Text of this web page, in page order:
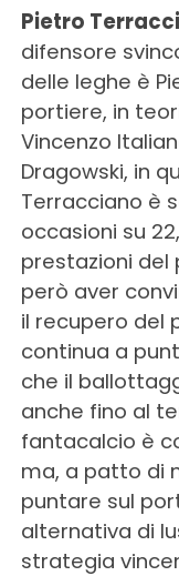
Pietro
difensore
delle leghe è
portiere, in
Vincenzo
Dragowski, in
Terracciano è
occasioni su
prestazioni
però aver
il recupero del
continua a
che il
anche fino al
fantacalcio è
ma, a patto di
puntare sul
alternativa di
strategia